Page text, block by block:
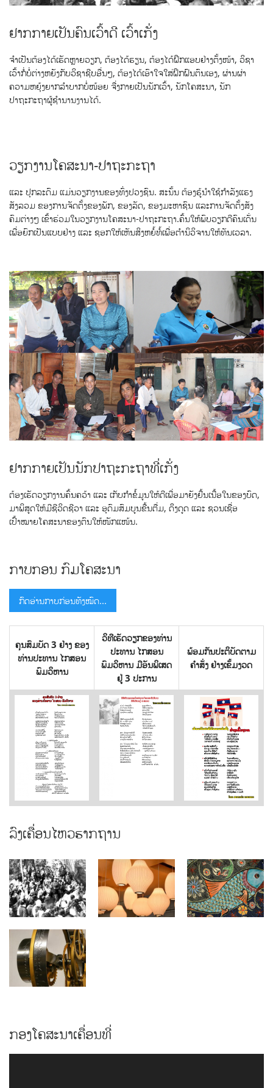
ຢາກກາຍເປັນຄົນເວົ້າດີ ເວົ້າເກັ່ງ
ຈຳເປັນຕ້ອງໄດ້ເຮັດຫຼາຍວຽກ, ຕ້ອງໄດ້ຮຽນ, ຕ້ອງໄດ້ຝຶກແອບຢ່າງຕັ້ງໜ້າ, ວິຊາ
ເວົ້າກໍ່ບໍ່ຕ່າງຫຍັງກັບວິຊາຊີບອື່ນໆ, ຕ້ອງໄດ້ເອົາໃຈໃສ່ຝຶກຝົນຕົນເອງ, ຜ່ານຜ່າ
ຄວາມຫຍຸ້ງຍາກລຳບາກບໍ່ໜ້ອຍ ຈື່ງກາຍເປັນນັກເວົ້າ, ນັກໂຄສະນາ, ນັກ
ປາຖະກະຖາຜູ້ຊຳນານງານໄດ້.
ວຽກງານໂຄສະນາ-ປາຖະກະຖາ
ແລະ ປຸກລະດົມ ແມ່ນວຽກງານຂອງທົ່ງປວງຊົນ. ສະນັ້ນ ຕ້ອງຮູ້ນຳໃຊ້ກຳລັງແຮງ
ສັງລວມ ຂອງການຈັດຕັ້ງຂອງພັກ, ຂອງລັດ, ຂອງມະຫາຊົນ ແລະການຈັດຕັ້ງສັງ
ຄົມຕ່າງໆ ເຂົ້າຮ່ວມໃນວຽກງານໂຄສະນາ-ປາຖະກະຖາ.ຄົ້ນໃຫ້ພົບວຽກດີຄົນເດັ່ນ
ເພື່ອຍົກເປັນແບບຢ່າງ ແລະ ຊອກໃຫ້ເຫັນສິງຫຍໍ້ທໍ້ເພື່ອຕຳນິວິຈານໃຫ້ທັນເວລາ.
ຢາກກາຍເປັນນັກປາຖະກະຖາທີ່ເກັ່ງ
ຕ້ອງເຮັດວຽກງານຄົ້ນຄວ້າ ແລະ ເກັບກຳຂໍ້ມູນໃຫ້ດີເພື່ອມາຍັງຍື້ນເນື້ອໃນຂອງບົດ,
ມາພິສູດໃຫ້ມີຊີວິດຊີວາ ແລະ ອຸດົມສົມບູນຂື້ນຕື່ມ, ດຶງດູດ ແລະ ຊວນເຊື່ອ
ເປົ້າໝາຍໂຄສະນາຂອງຕົນໃຫ້ໜັກແໜ້ນ.
ກາບກອນ ກົມໂຄສະນາ
ກົດອ່ານກາບກ່ອນທັງໝົດ...
ຄຸນສົມບັດ 3 ຢ່າງ ຂອງ
ທ່ານປະທານ ໄກສອນ
ພົມວິຫານ
ວິທີເຮັດວຽກຂອງທ່ານ
ປະທານ ໄກສອນ
ພົມວິຫານ ມີອັນພິເສດ
ຢູ່ 3 ປະການ
ພ້ອມກັນປະຕິບັດຕາມ
ຄໍາສັ່ງ ຢ່າງເຂັ້ມງວດ
ລົງເຄື່ອນໄຫວຮາກຖານ
ກອງໂຄສະນາເຄື່ອນທີ່